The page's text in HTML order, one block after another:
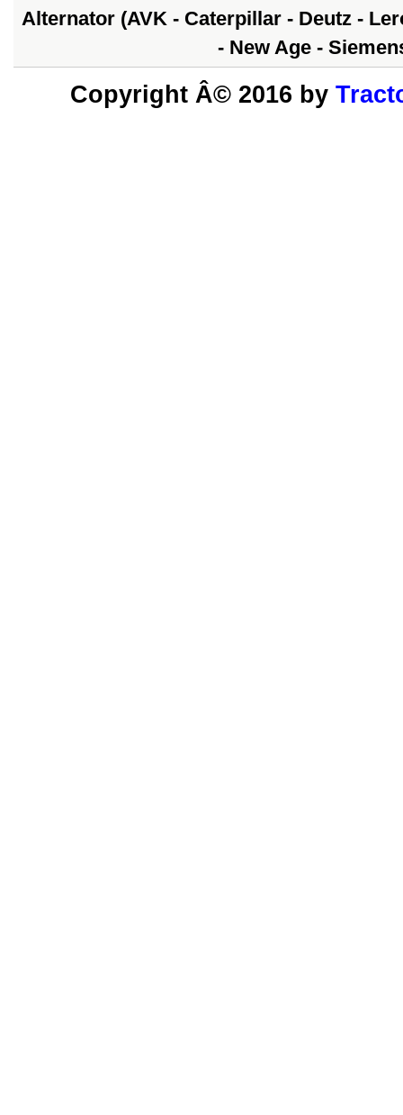
Alternator (AVK - Caterpillar - Deutz -
- New Age -
Copyright Â© 2016 by